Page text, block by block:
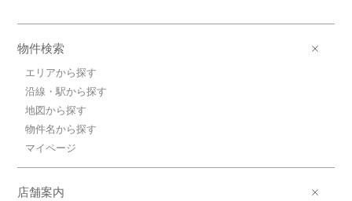
物件検索
エリアから探す
沿線・駅から探す
地図から探す
物件名から探す
マイページ
店舗案内